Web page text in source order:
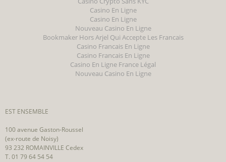
Casino En Ligne
Casino En Ligne
Nouveau Casino En Ligne
Bookmaker Hors Arjel Qui Accepte Les Francais
Casino Francais En Ligne
Casino Francais En Ligne
Casino En Ligne France Légal
Nouveau Casino En Ligne
EST ENSEMBLE
100 avenue Gaston-Roussel
(ex-route de Noisy)
93 232 ROMAINVILLE Cedex
T. 01 79 64 54 54